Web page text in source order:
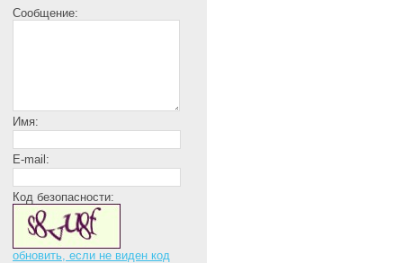
Сообщение:
Имя:
E-mail:
Код безопасности:
обновить, если не виден код